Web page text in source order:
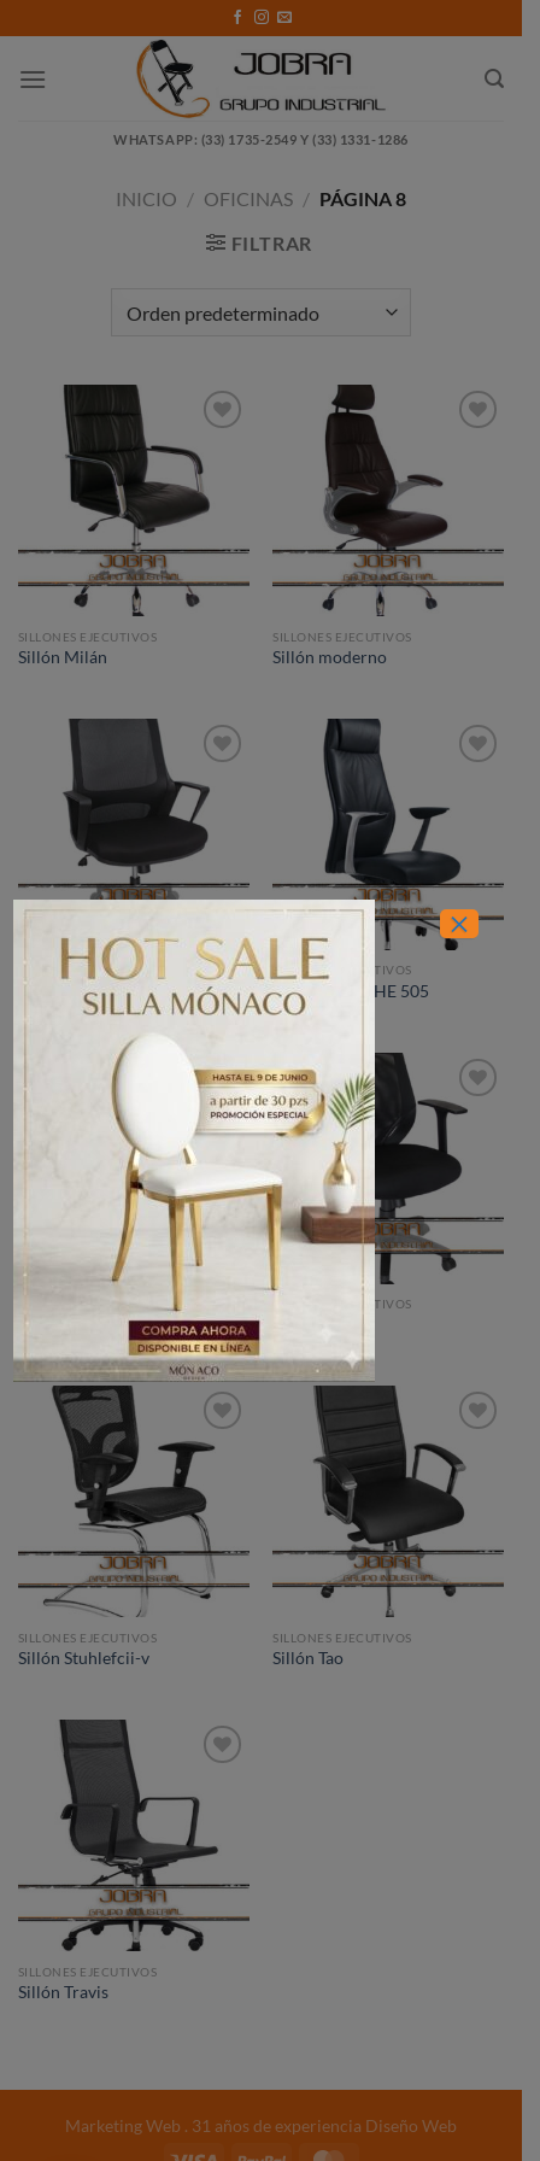
al
contenido
WHATSAPP: (33) 1735-2549 Y (33) 1331-1286
INICIO / OFICINAS / PÁGINA 8
FILTRAR
lista de
deseos
SILLONES EJECUTIVOS
Sillón Milán
SILLONES EJECUTIVOS
Sillón moderno
a la
lista de
deseos
SILLONES EJECUTIVOS
Sillón Neos 75
lista de
SILLONES EJECUTIVOS
Sillón Paoli OHE 505
Añadir
a la
deseos
SILLONES EJECUTIVOS
Sillón Pride
Añadir
deseos
SILLONES EJECUTIVOS
Añadir
deseos
SILLONES EJECUTIVOS
Sillón Stuhlefcii-v
a la
lista de
deseos
SILLONES EJECUTIVOS
Sillón Tao
lista de
deseos
SILLONES EJECUTIVOS
Sillón Travis
Marketing Web . 31 años de experiencia Diseño Web
×